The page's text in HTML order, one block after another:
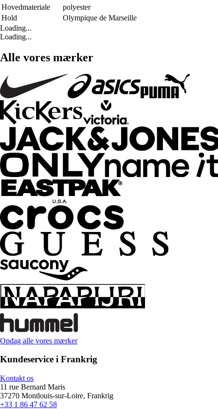
Hovedmateriale
polyester
Hold
Olympique de Marseille
Loading...
Loading...
Alle vores mærker
Opdag alle vores mærker
Kundeservice i Frankrig
Kontakt os
11 rue Bernard Maris
37270 Montlouis-sur-Loire, Frankrig
+33 1 86 47 62 58